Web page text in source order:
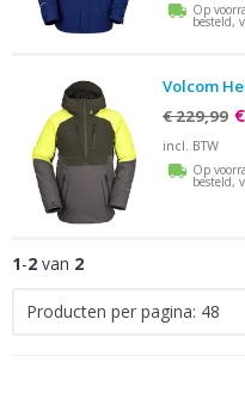
Op
besteld,
Volcom
€ 229,99
incl. BTW
Op
besteld,
1-2 van 2
Producten per pagina: 48